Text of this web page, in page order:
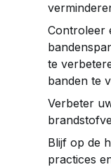
Controleer
te
banden te
Verbeter
Blijf op de
practices